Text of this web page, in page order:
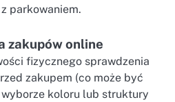
parkowaniem.
zakupów online
fizycznego sprawdzenia
zakupem (co może być
koloru lub struktury